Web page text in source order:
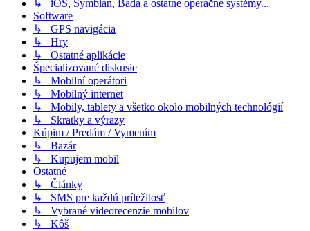
↳ iOS, Symbian, Bada a ostatné operačné systémy...
Software
↳ GPS navigácia
↳ Hry
↳ Ostatné aplikácie
Špecializované diskusie
↳ Mobilní operátori
↳ Mobilný internet
↳ Mobily, tablety a všetko okolo mobilných technológií
↳ Skratky a výrazy
Kúpim / Predám / Vymením
↳ Bazár
↳ Kupujem mobil
Ostatné
↳ Články
↳ SMS pre každú príležitosť
↳ Vybrané videorecenzie mobilov
↳ Kôš